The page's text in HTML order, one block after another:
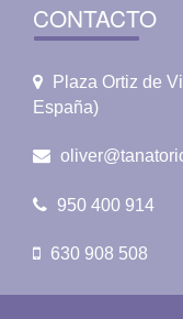
CONTACTO
Plaza Ortiz de
España)
950 400 914
630 908 508